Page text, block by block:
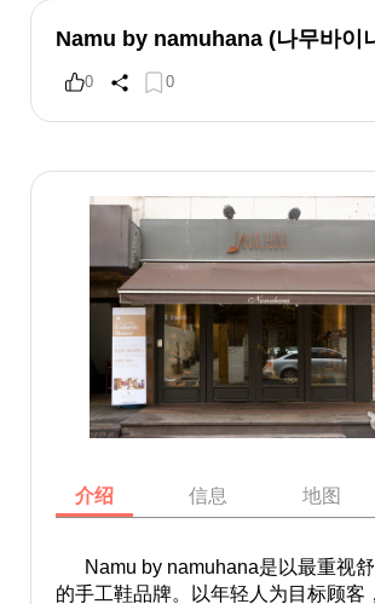
Namu by namuhana (나무바이
0 0
介绍 信息 地图
Namu by namuhana是以最重视舒
的手工鞋品牌。以年轻人为目标顾客